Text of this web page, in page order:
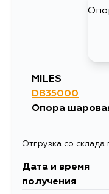
16 августа
17 августа
MILES
DB35000
Опора
Отгрузка со склада
Дата и время
получения